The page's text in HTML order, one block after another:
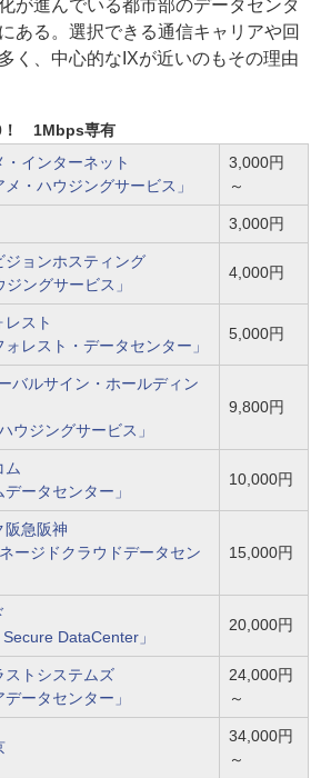
が進んでいる都市部のデータセンタ
ある。選択できる通信キャリアや回
く、中心的なIXが近いのもその理由
！ 1Mbps専有
インターネット
メ・ハウジングサービス」
3,000円
～
3,000円
ジョンホスティング
ジングサービス」
4,000円
レスト
ォレスト・データセンター」
5,000円
バルサイン・ホールディン
ウジングサービス」
9,800円
ム
データセンター」
10,000円
阪急阪神
ネージドクラウドデータセン
15,000円
Secure DataCenter」
20,000円
ストシステムズ
データセンター」
24,000円
～
34,000円
～